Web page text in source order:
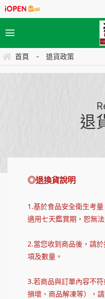
首頁 - 退貨政策
退
◎退換貨說明
1.基於食品安全衛生考
適用七天鑑賞期，恕無法
2.當您收到商品後，請
項及數量。
3.若商品與訂單內容不
損壞、商品解凍等），